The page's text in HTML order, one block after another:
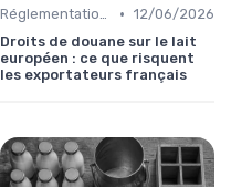
Réglementations & Conformité • 12/06/2026
Droits de douane sur le lait
européen : ce que risquent
les exportateurs français